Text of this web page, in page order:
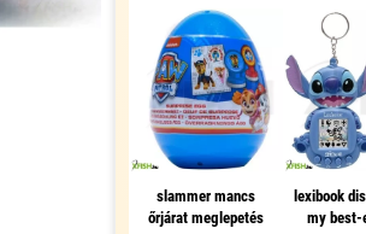
slammer mancs
őrjárat meglepetés
lexibook
my best-